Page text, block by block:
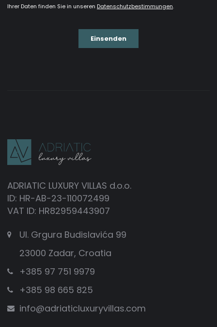
***
ADRIATIC LUXURY VILLAS d.o.o.
ID: HR-AB-23-110072499
VAT ID: HR82959443907
Ul. Grgura Budislavića 99
23000 Zadar, Croatia
+385 97 751 9979
+385 98 665 825
info@adriaticluxuryvillas.com